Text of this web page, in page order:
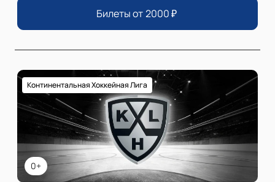
Билеты от 2000₽
0+
Континентальная Хоккейная Лига